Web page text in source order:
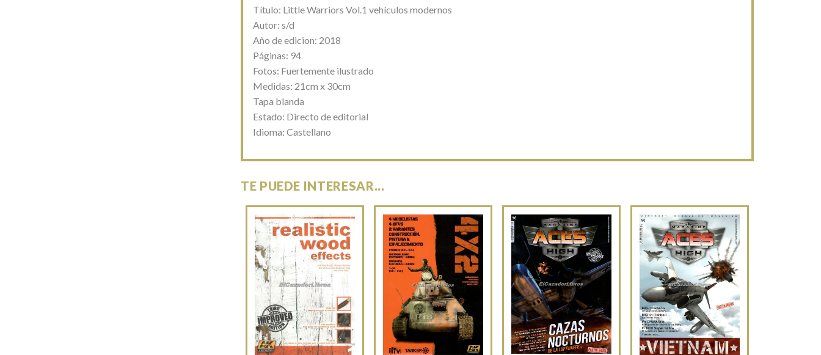
Título: Little Warriors Vol.1 vehículos modernos
Autor: s/d
Año de edicion: 2018
Páginas: 94
Fotos: Fuertemente ilustrado
Medidas: 21cm x 30cm
Tapa blanda
Estado: Directo de editorial
Idioma: Castellano
TE PUEDE INTERESAR...